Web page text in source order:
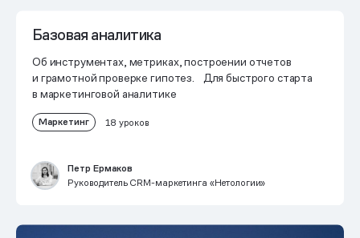
Базовая аналитика
Об инструментах, метриках, построении отчетов
и грамотной проверке гипотез. Для быстрого старта
в маркетинговой аналитике
Маркетинг 18 уроков
Петр Ермаков
Руководитель CRM-маркетинга «Нетологии»